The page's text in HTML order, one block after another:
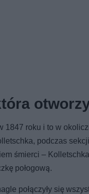
w 1847 roku i to w
podczas
śmierci –
połogową.
połączyły się